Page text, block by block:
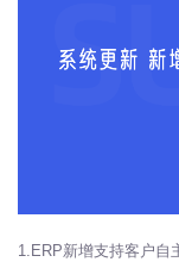
1.ERP新增支持客户自